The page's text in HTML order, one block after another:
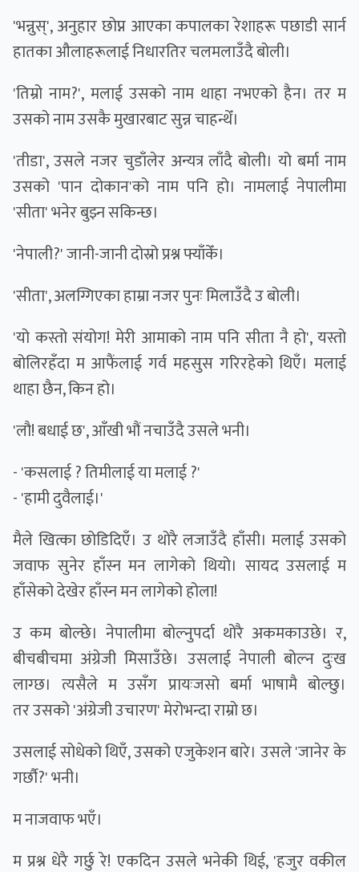
'भन्नुस्', अनुहार छोप्न आएका कपालका रेशाहरू पछाडी सार्न
हातका औलाहरूलाई निधारतिर चलमलाउँदै बोली।
'तिम्रो नाम?', मलाई उसको नाम थाहा नभएको हैन। तर म
उसको नाम उसकै मुखारबाट सुन्न चाहन्थेँ।
'तीडा', उसले नजर चुडाँलेर अन्यत्र लाँदै बोली। यो बर्मा नाम
उसको 'पान दोकान'को नाम पनि हो। नामलाई नेपालीमा
'सीता' भनेर बुझ्न सकिन्छ।
'नेपाली?' जानी-जानी दोस्रो प्रश्न फ्याँकेँ।
'सीता', अलग्गिएका हाम्रा नजर पुनः मिलाउँदै उ बोली।
'यो कस्तो संयोग! मेरी आमाको नाम पनि सीता नै हो', यस्तो
बोलिरहँदा म आफैंलाई गर्व महसुस गरिरहेको थिएँ। मलाई
थाहा छैन, किन हो।
'लौ! बधाई छ', आँखी भौं नचाउँदै उसले भनी।
- 'कसलाई ? तिमीलाई या मलाई ?'
- 'हामी दुवैलाई।'
मैले खित्का छोडिदिएँ। उ थोरै लजाउँदै हाँसी। मलाई उसको
जवाफ सुनेर हाँस्न मन लागेको थियो। सायद उसलाई म
हाँसेको देखेर हाँस्न मन लागेको होला!
उ कम बोल्छे। नेपालीमा बोल्नुपर्दा थोरै अकमकाउछे। र,
बीचबीचमा अंग्रेजी मिसाउँछे। उसलाई नेपाली बोल्न दुःख
लाग्छ। त्यसैले म उसँग प्रायःजसो बर्मा भाषामै बोल्छु।
तर उसको 'अंग्रेजी उचारण' मेरोभन्दा राम्रो छ।
उसलाई सोधेको थिएँ, उसको एजुकेशन बारे। उसले 'जानेर के
गर्छौ?' भनी।
म नाजवाफ भएँ।
म प्रश्न धेरै गर्छु रे! एकदिन उसले भनेकी थिई, 'हजुर वकील